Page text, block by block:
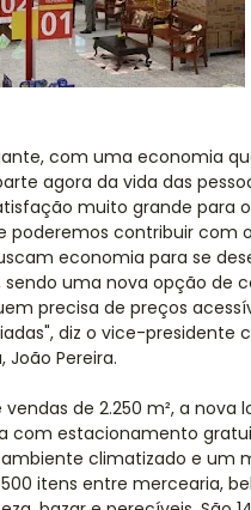
com uma economia
agora da vida das
muito grande para
poderemos contribuir com
economia para se
uma nova opção de
precisa de preços
diz o vice-presidente
João Pereira.
de 2.250 m², a nova
com estacionamento
climatizado e um
itens entre mercearia,